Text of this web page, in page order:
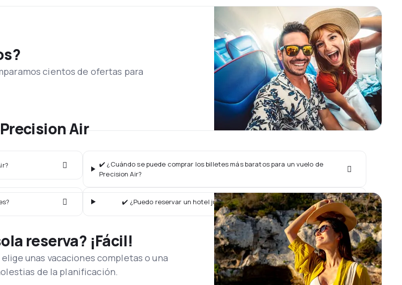
cientos de ofertas para
Air
✔️ ¿Cuándo se puede comprar los billetes más baratos para un vuelo de
Precision Air?
✔️ ¿Puedo reservar un hotel junto con un vuelo de Precision Air?
reserva? ¡Fácil!
unas vacaciones completas o una
de la planificación.